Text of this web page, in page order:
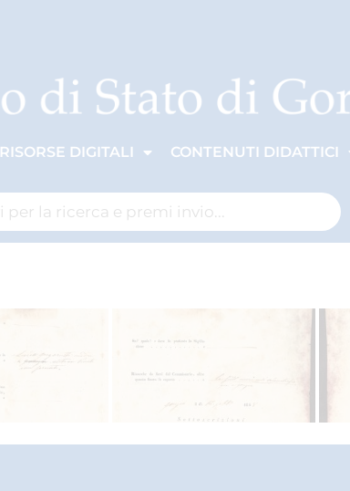
RISORSE DIGITALI CONTENUTI DIDATTICI